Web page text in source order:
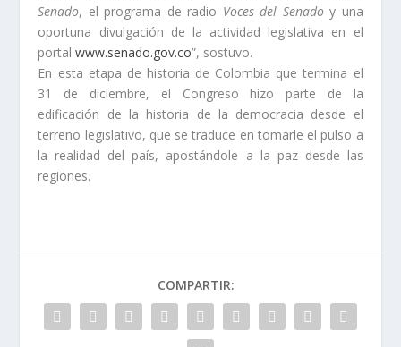
Senado, el programa de radio Voces del Senado y una
oportuna divulgación de la actividad legislativa en el
portalwww.senado.gov.co”, sostuvo.
En esta etapa de historia de Colombia que termina el
31 de diciembre, el Congreso hizo parte de la
edificación de la historia de la democracia desde el
terreno legislativo, que se traduce en tomarle el pulso a
la realidad del país, apostándole a la paz desde las
regiones.
COMPARTIR: